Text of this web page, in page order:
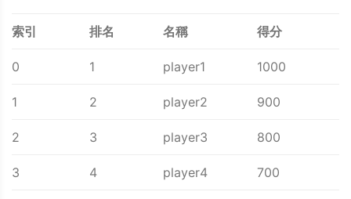
索引 排名 名稱 得分
0 1 player1 1000
1 2 player2 900
2 3 player3 800
3 4 player4 700